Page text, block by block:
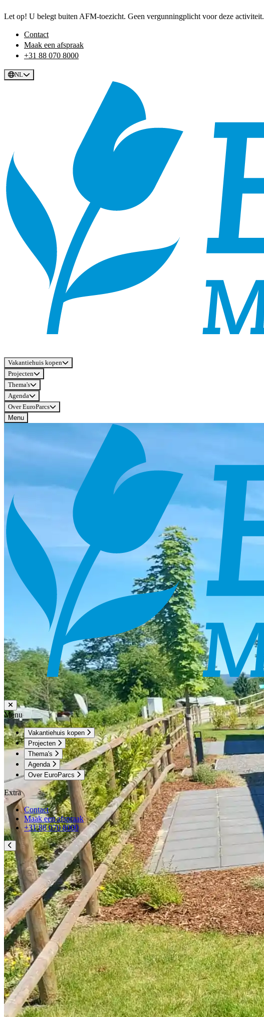
Let op! U belegt buiten AFM-toezicht. Geen vergunningplicht voor deze activiteit.
Contact
Maak een afspraak
+31 88 070 8000
NL
Vakantiehuis kopen
Projecten
Thema's
Agenda
Over EuroParcs
Menu
Menu
Vakantiehuis kopen
Projecten
Thema's
Agenda
Over EuroParcs
Extra
Contact
Maak een afspraak
+31 88 070 8000